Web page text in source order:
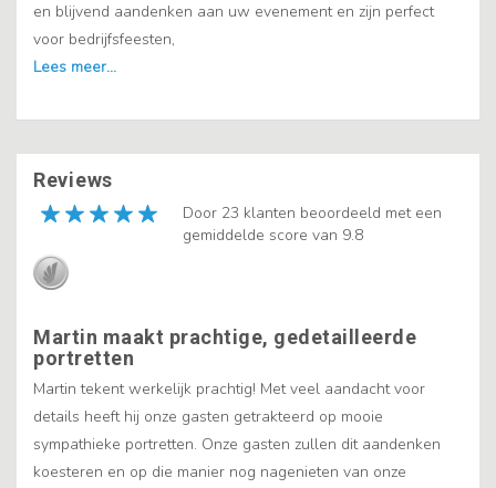
en blijvend aandenken aan uw evenement en zijn perfect
voor bedrijfsfeesten,
Reviews
Door 23 klanten beoordeeld met een
gemiddelde score van 9.8
Martin maakt prachtige, gedetailleerde
portretten
Martin tekent werkelijk prachtig! Met veel aandacht voor
details heeft hij onze gasten getrakteerd op mooie
sympathieke portretten. Onze gasten zullen dit aandenken
koesteren en op die manier nog nagenieten van onze